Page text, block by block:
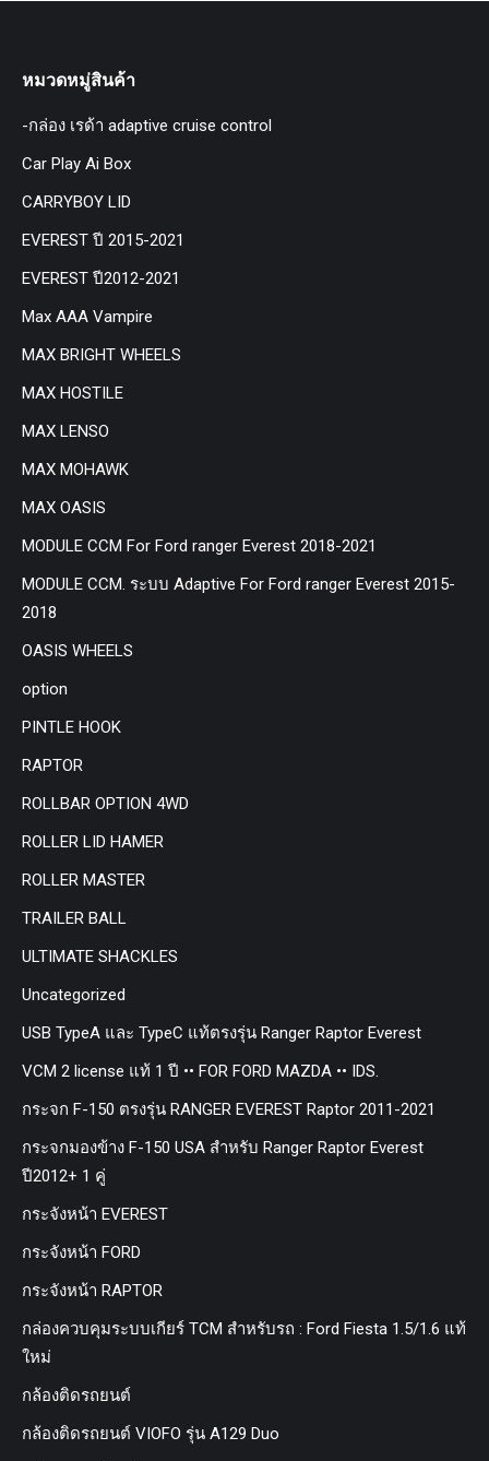
หมวดหมู่สินค้า
-กล่อง เรด้า adaptive cruise control
Car Play Ai Box
CARRYBOY LID
EVEREST ปี 2015-2021
EVEREST ปี2012-2021
Max AAA Vampire
MAX BRIGHT WHEELS
MAX HOSTILE
MAX LENSO
MAX MOHAWK
MAX OASIS
MODULE CCM For Ford ranger Everest 2018-2021
MODULE CCM. ระบบ Adaptive For Ford ranger Everest 2015-
2018
OASIS WHEELS
option
PINTLE HOOK
RAPTOR
ROLLBAR OPTION 4WD
ROLLER LID HAMER
ROLLER MASTER
TRAILER BALL
ULTIMATE SHACKLES
Uncategorized
USB TypeA และ TypeC แท้ตรงรุ่น Ranger Raptor Everest
VCM 2 license แท้ 1 ปี •• FOR FORD MAZDA •• IDS.
กระจก F-150 ตรงรุ่น RANGER EVEREST Raptor 2011-2021
กระจกมองข้าง F-150 USA สำหรับ Ranger Raptor Everest
ปี2012+ 1 คู่
กระจังหน้า EVEREST
กระจังหน้า FORD
กระจังหน้า RAPTOR
กล่องควบคุมระบบเกียร์ TCM สำหรับรถ : Ford Fiesta 1.5/1.6 แท้
ใหม่
กล้องติดรถยนต์
กล้องติดรถยนต์ VIOFO รุ่น A129 Duo